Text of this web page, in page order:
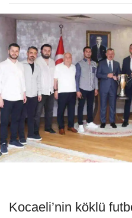
Kocaeli’nin köklü